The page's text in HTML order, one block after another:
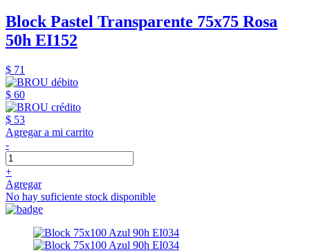
Block Pastel Transparente 75x75 Rosa
50h EI152
$ 71
$ 60
$ 53
Agregar a mi carrito
-
+
Agregar
No hay suficiente stock disponible